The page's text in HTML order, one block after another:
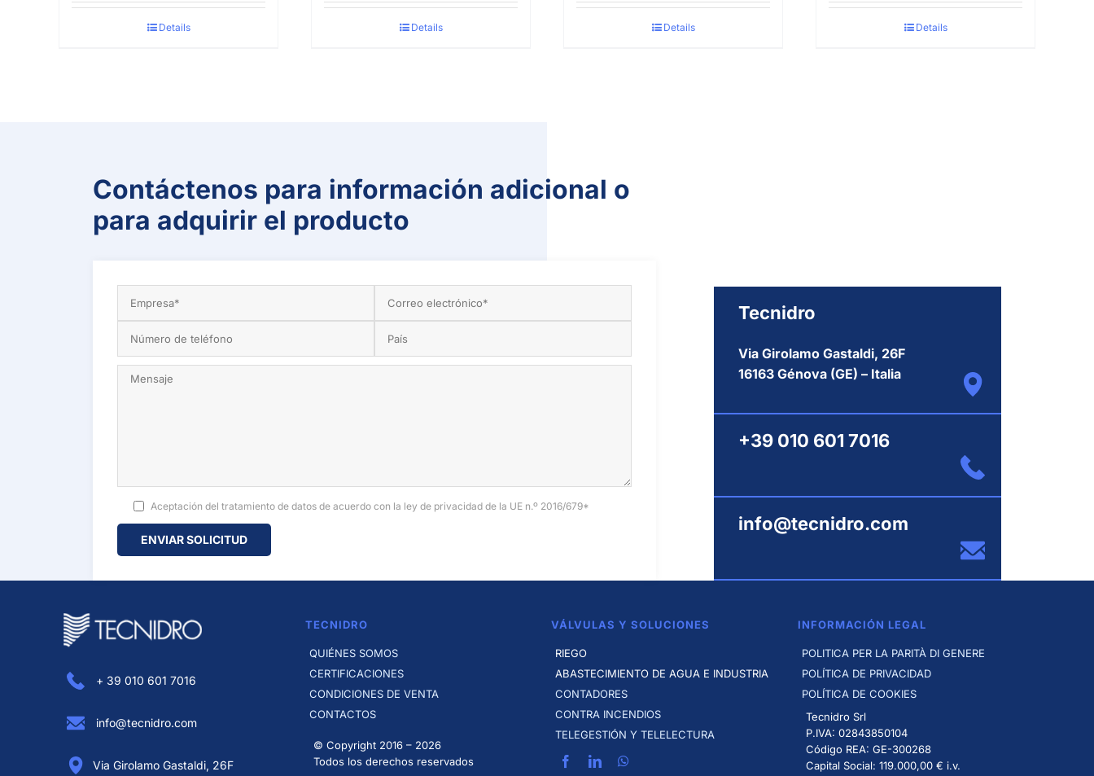
Details Details Details Details
Contáctenos para información adicional o
para adquirir el producto
Aceptación del tratamiento de datos de acuerdo con la ley de privacidad de la UE n.º 2016/679*
Tecnidro
Via Girolamo Gastaldi, 26F
16163 Génova (GE) – Italia
+39 010 601 7016
info@tecnidro.com
+ 39 010 601 7016
info@tecnidro.com
Via Girolamo Gastaldi, 26F
TECNIDRO
QUIÉNES SOMOS
CERTIFICACIONES
CONDICIONES DE VENTA
CONTACTOS
© Copyright 2016 – 2026
Todos los derechos reservados
VÁLVULAS Y SOLUCIONES
RIEGO
ABASTECIMIENTO DE AGUA E INDUSTRIA
CONTADORES
CONTRA INCENDIOS
TELEGESTIÓN Y TELELECTURA
INFORMACIÓN LEGAL
POLITICA PER LA PARITÀ DI GENERE
POLÍTICA DE PRIVACIDAD
POLÍTICA DE COOKIES
Tecnidro Srl
P.IVA: 02843850104
Código REA: GE-300268
Capital Social: 119.000,00 € i.v.